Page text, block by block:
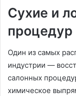
Сухие и
процедур
Один из самых
индустрии —
салонных
химическое